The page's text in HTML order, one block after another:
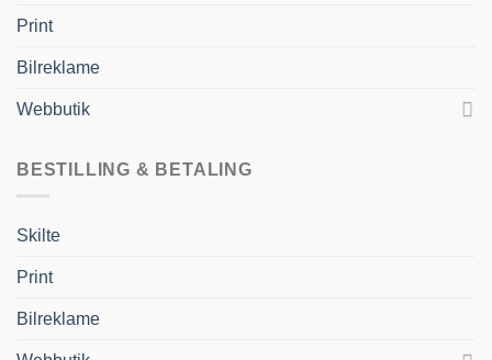
Print
Bilreklame
Webbutik
BESTILLING & BETALING
Skilte
Print
Bilreklame